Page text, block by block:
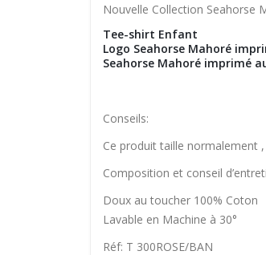
Nouvelle Collection Seahorse
Tee-shirt Enfant
Logo Seahorse Mahoré
Seahorse Mahoré imprimé
Conseils:
Ce produit taille normalement
Composition et conseil
Doux au toucher 100% Coton
Lavable en Machine à 30°
Réf: T 300ROSE/BAN